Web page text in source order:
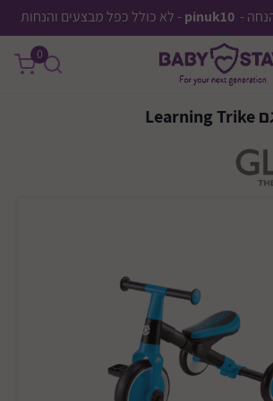
pinuk10 - לא כולל כפל מבצעים והנחות
0